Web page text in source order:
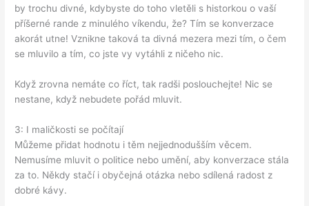
by trochu divné, kdybyste do toho vletěli s historkou o vaší
příšerné rande z minulého víkendu, že? Tím se konverzace
akorát utne! Vznikne taková ta divná mezera mezi tím, o čem
se mluvilo a tím, co jste vy vytáhli z ničeho nic.
Když zrovna nemáte co říct, tak radši poslouchejte! Nic se
nestane, když nebudete pořád mluvit.
3: I maličkosti se počítají
Můžeme přidat hodnotu i těm nejjednodušším věcem.
Nemusíme mluvit o politice nebo umění, aby konverzace stála
za to. Někdy stačí i obyčejná otázka nebo sdílená radost z
dobré kávy.